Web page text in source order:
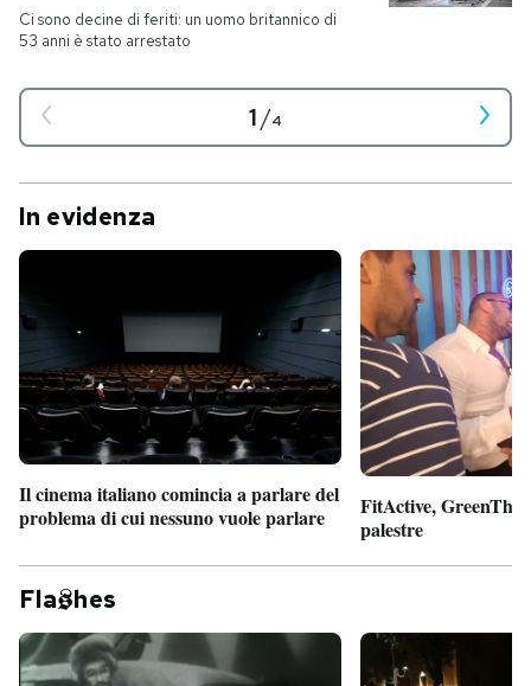
Ci sono decine di feriti: un uomo britannico di
53 anni è stato arrestato
1/4
In evidenza
Il cinema italiano comincia a parlare del
problema di cui nessuno vuole parlare
FitActive,
palestre
Fla hes